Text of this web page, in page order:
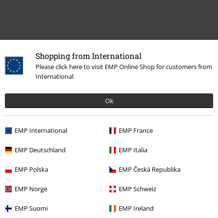
Shopping from International
Please click here to visit EMP Online Shop for customers from
International
Ok
EMP International EMP France
EMP Deutschland EMP Italia
EMP Polska EMP Česká Republika
EMP Norge EMP Schweiz
EMP Suomi EMP Ireland
Films & Series Films en tv Series Figuren
Films & Series Funko Pop! Anime
Films & Series
Films & Series Figuren